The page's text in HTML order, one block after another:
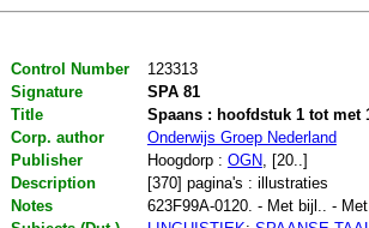
Control Number
123313
Signature
SPA 81
Title
Spaans : hoofdstuk 1 tot met
Corp. author
Onderwijs Groep Nederland
Publisher
Hoogdorp : OGN, [20..]
Description
[370] pagina's : illustraties
Notes
623F99A-0120. - Met bijl.. -